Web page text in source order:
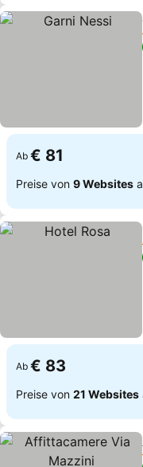
Ab € 81
Preise von 9 Websites
Ab € 83
Preise von 21 Websites